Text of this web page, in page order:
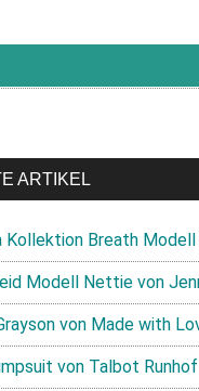
ARTIKEL
Kollektion Breath Modell
Modell Nettie von
von Made with
von Talbot Runhof